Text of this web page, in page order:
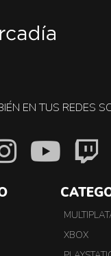
EN TUS REDES
XBOX